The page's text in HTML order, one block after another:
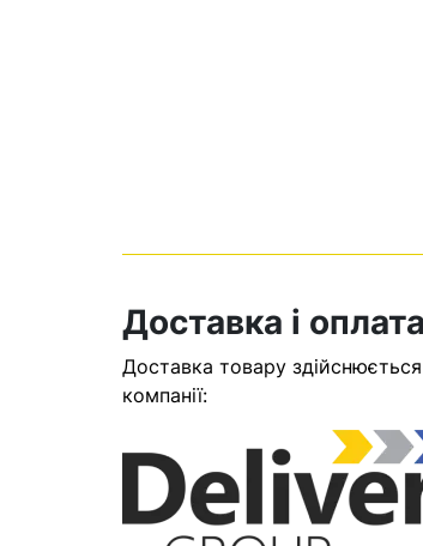
У
Доставка і оплата
Доставка товару
компанії: